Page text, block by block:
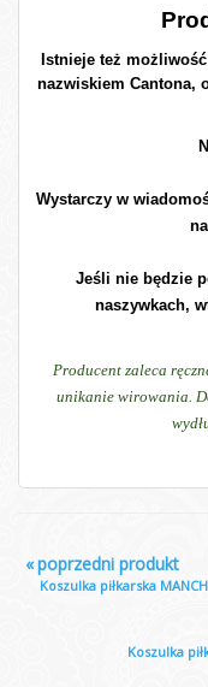
Istnieje też
nazwiskiem Cantona,
Wystarczy w
Jeśli nie będzie
naszywkach,
Producent zaleca
unikanie wirowania.
«poprzedni produkt
Koszulka piłkarska
Koszulka